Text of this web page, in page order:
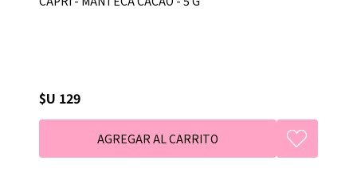
$U 129